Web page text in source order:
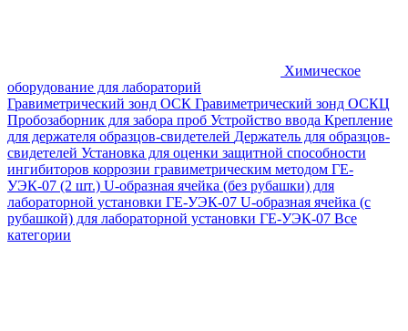
Химическое
оборудование для лабораторий
Гравиметрический зонд ОСК Гравиметрический зонд ОСКЦ
Пробозаборник для забора проб Устройство ввода Крепление
для держателя образцов-свидетелей Держатель для образцов-
свидетелей Установка для оценки защитной способности
ингибиторов коррозии гравиметрическим методом ГЕ-
УЭК-07 (2 шт.) U-образная ячейка (без рубашки) для
лабораторной установки ГЕ-УЭК-07 U-образная ячейка (с
рубашкой) для лабораторной установки ГЕ-УЭК-07 Все
категории